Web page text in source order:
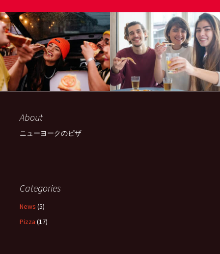
About
ニューヨークのピザ
Categories
News (5)
Pizza (17)